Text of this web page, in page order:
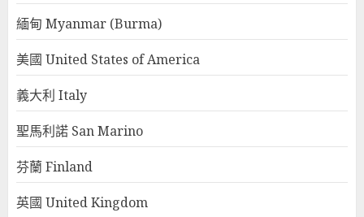
緬甸 Myanmar (Burma)
美國 United States of America
義大利 Italy
聖馬利諾 San Marino
芬蘭 Finland
英國 United Kingdom